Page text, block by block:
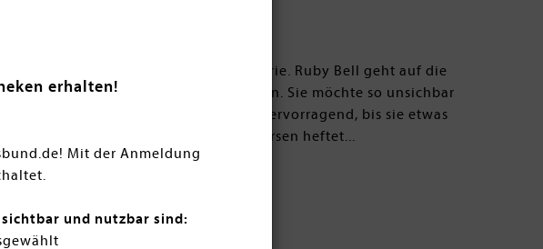
erhalten!
Mit der Anmeldung
und nutzbar sind:
. Die Romanvorlage zur prime-Serie. Ruby Bell geht auf die
eines Stipendiums besuchen kann. Sie möchte so unsichbar
erfüllen. Dieses Ziel verfolgt sie hervorragend, bis sie etwas
kann und sich James an ihre Fersen heftet...